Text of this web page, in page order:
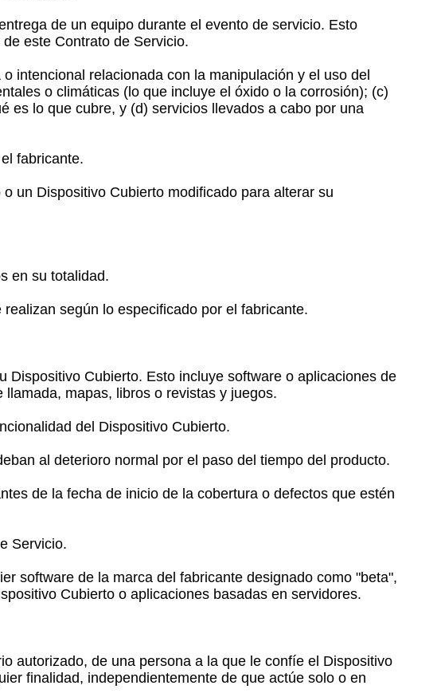
de un equipo durante el evento de servicio. Esto
este Contrato de Servicio.
relacionada con la manipulación y el uso del
o climáticas (lo que incluye el óxido o la corrosión); (c)
es lo que cubre, y (d) servicios llevados a cabo por una
fabricante.
un Dispositivo Cubierto modificado para alterar su
en su totalidad.
según lo especificado por el fabricante.
Cubierto. Esto incluye software o aplicaciones de
mapas, libros o revistas y juegos.
del Dispositivo Cubierto.
al deterioro normal por el paso del tiempo del producto.
de la fecha de inicio de la cobertura o defectos que estén
Servicio.
software de la marca del fabricante designado como "beta",
Cubierto o aplicaciones basadas en servidores.
autorizado, de una persona a la que le confíe el Dispositivo
finalidad, independientemente de que actúe solo o en